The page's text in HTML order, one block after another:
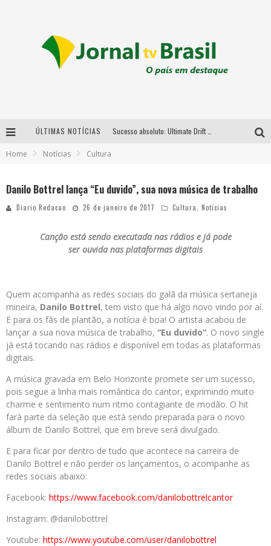
ÚLTIMAS NOTÍCIAS
Em abril, Boulevard Shopping BH realiza sorteio de TVs 4K
Home Notícias Cultura
Danilo Bottrel lança “Eu duvido”, sua nova música de trabalho
Diario Redacao 26 de janeiro de 2017 Cultura Notícias
Canção está sendo executada nas rádios e já pode
ser ouvida nas plataformas digitais
Quem acompanha as redes sociais do galã da música sertaneja
mineira, Danilo Bottrel, tem visto que há algo novo vindo por aí.
E para os fãs de plantão, a notícia é boa! O artista acabou de
lançar a sua nova música de trabalho, “Eu duvido”. O novo single
já está tocando nas rádios e disponível em todas as plataformas
digitais.
A música gravada em Belo Horizonte promete ser um sucesso,
pois segue a linha mais romântica do cantor, exprimindo muito
charme e sentimento num ritmo contagiante de modão. O hit
fará parte da seleção que está sendo preparada para o novo
álbum de Danilo Bottrel, que em breve será divulgado.
E para ficar por dentro de tudo que acontece na carreira de
Danilo Bottrel e não perder os lançamentos, o acompanhe as
redes sociais abaixo:
Facebook: https://www.facebook.com/danilobottrelcantor
Instagram: @danilobottrel
Youtube: https://www.youtube.com/user/danilobottrel